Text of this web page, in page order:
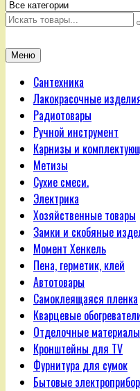
Искать
Меню
Сантехника
Лакокрасочные
Радиотовары
Ручной инструмент
Карнизы и
Метизы
Сухие смеси.
Электрика
Хозяйственные товары
Замки и скобяные
Момент Хенкель
Пена, герметик, клей
Автотовары
Самоклеящаяся пленка
Кварцевые
Отделочные материалы
Кронштейны для TV
Фурнитура для сумок
Бытовые